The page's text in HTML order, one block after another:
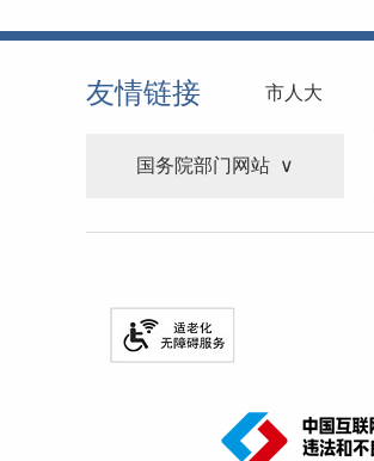
友情链接 市人大
国务院部门网站